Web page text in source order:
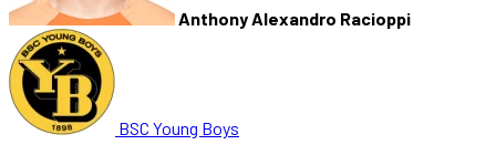
Anthony Alexandro Racioppi
BSC Young Boys